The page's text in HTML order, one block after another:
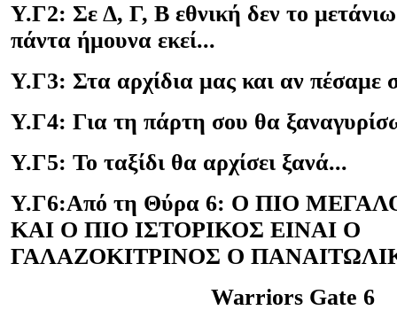
Υ.Γ2: Σε Δ, Γ, Β εθνική δεν το
πάντα ήμουνα εκεί...
Υ.Γ3: Στα αρχίδια μας και αν πέσαμε
Υ.Γ4: Για τη πάρτη σου θα
Υ.Γ5: Το ταξίδι θα αρχίσει ξανά...
Υ.Γ6:Από τη Θύρα 6: Ο ΠΙΟ
ΚΑΙ Ο ΠΙΟ ΙΣΤΟΡΙΚΟΣ ΕΙΝΑΙ Ο
ΓΑΛΑΖΟΚΙΤΡΙΝΟΣ Ο
Warriors Gate 6